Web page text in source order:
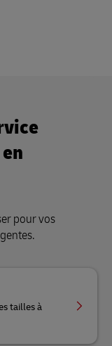
pour vos
tailles à